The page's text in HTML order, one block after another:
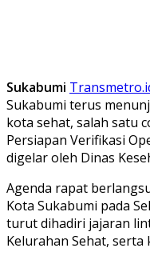
Sukabumi
Sukabumi terus
kota sehat, salah satu
Persiapan Verifikasi
digelar oleh Dinas
Agenda rapat
Kota Sukabumi pada
turut dihadiri jajaran
Kelurahan Sehat, serta